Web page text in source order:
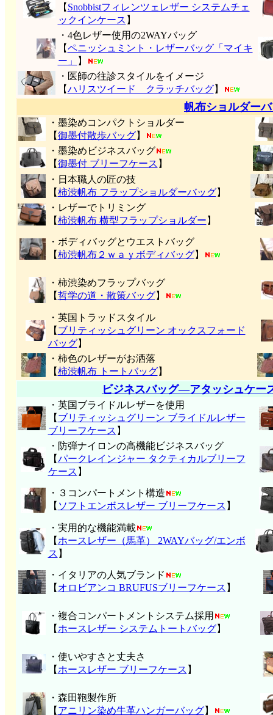
【 Snobbistフィレンツェレザー システムチェ
ックインケース 】
・4色レザー使用の2WAYバッグ
【ペニッシュミント・レザーバッグ「マイキ
ー」
】
・医師の往診スタイルをイメージ
【ハリスツイード クラッチバッグ】
帆布ショルダー
・墨染めコンパクトショルダー
【御墨付散歩バッグ】
・墨染めビジネスバッグ
【御墨付 ブリーフケース 】
・日本職人の匠の技
【柿渋帆布 フラップショルダーバッグ】
・レザーでトリミング
【柿渋帆布 横型フラップショルダー 】
・ボディバッグとウエストバッグ
【柿渋帆布２ｗａｙボディバッグ】
・柿渋染めフラップバッグ
【哲学の道・散策バッグ】
・英国トラッドスタイル
【 ブリティッシュグリーン オックスフォード
バッグ】
・柿色のレザーがお洒落
【柿渋帆布 トートバッグ】
ビジネスバッグ―アタッシュケー
・英国ブライドルレザーを使用
【 ブリティッシュグリーン ブライドルレザー
ブリーフケース 】
・防弾ナイロンの高機能ビジネスバッグ
【パークレインジャー タクティカルブリーフ
ケース 】
・３コンパートメント構造
【 ソフトエンボスレザー ブリーフケース 】
・実用的な機能満載
【 ホースレザー（馬革） 2WAYバッグ/エンボ
ス 】
・イタリアの人気ブランド
【 オロビアンコ BRUFUSブリーフケース 】
・複合コンパートメントシステム採用
【 ホースレザー システムトートバッグ】
・使いやすさと丈夫さ
【 ホースレザー ブリーフケース 】
・森田鞄製作所
【 アニリン染め牛革ハンガーバッグ】